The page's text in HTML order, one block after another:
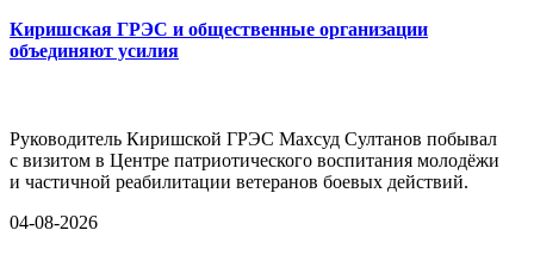
Киришская ГРЭС и общественные организации
объединяют усилия
Руководитель Киришской ГРЭС Махсуд Султанов побывал
с визитом в Центре патриотического воспитания молодёжи
и частичной реабилитации ветеранов боевых действий.
04-08-2026